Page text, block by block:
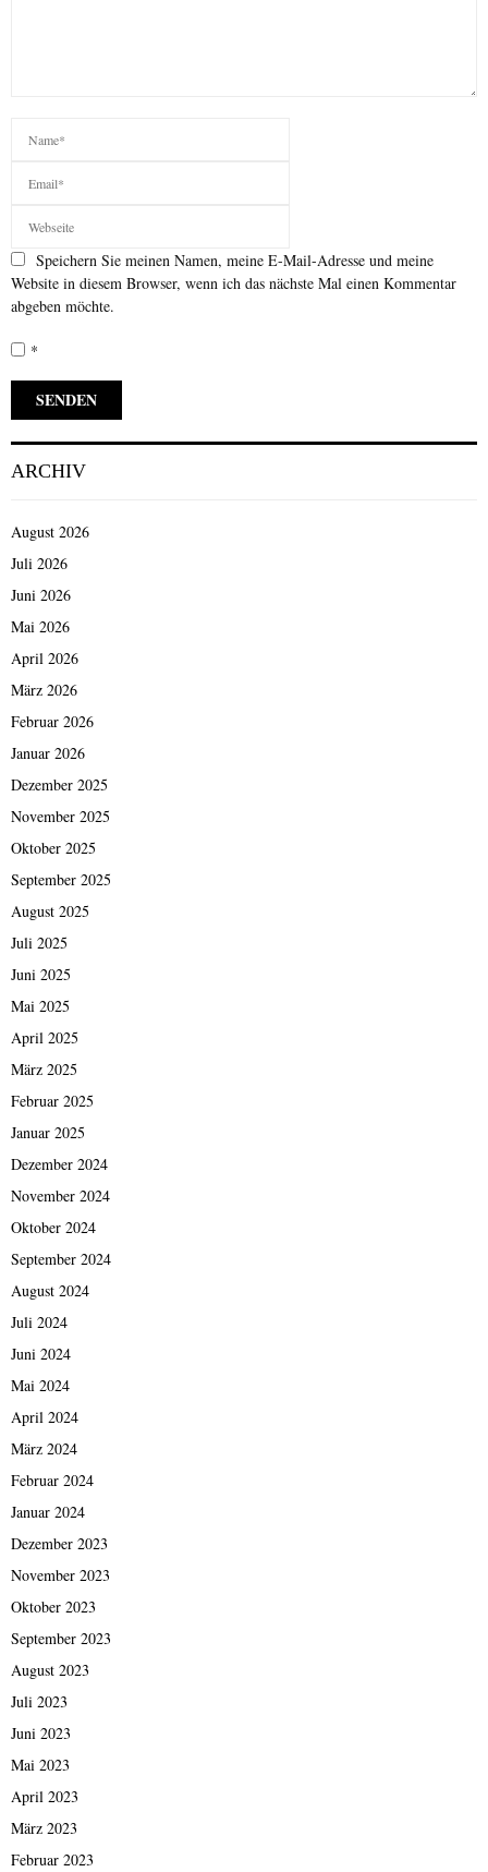
Speichern Sie meinen Namen, meine E-Mail-Adresse und meine
Website in diesem Browser, wenn ich das nächste Mal einen Kommentar
abgeben möchte.
*
ARCHIV
August 2026
Juli 2026
Juni 2026
Mai 2026
April 2026
März 2026
Februar 2026
Januar 2026
Dezember 2025
November 2025
Oktober 2025
September 2025
August 2025
Juli 2025
Juni 2025
Mai 2025
April 2025
März 2025
Februar 2025
Januar 2025
Dezember 2024
November 2024
Oktober 2024
September 2024
August 2024
Juli 2024
Juni 2024
Mai 2024
April 2024
März 2024
Februar 2024
Januar 2024
Dezember 2023
November 2023
Oktober 2023
September 2023
August 2023
Juli 2023
Juni 2023
Mai 2023
April 2023
März 2023
Februar 2023